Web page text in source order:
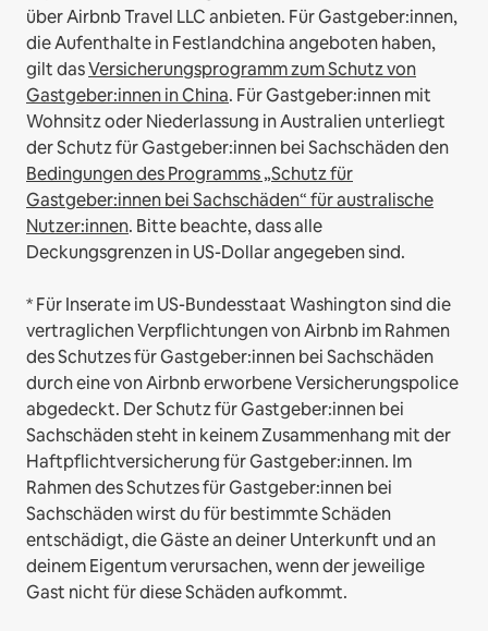
über Airbnb Travel LLC anbieten. Für Gastgeber:innen,
die Aufenthalte in Festlandchina angeboten haben,
gilt dasVersicherungsprogramm zum Schutz von
Gastgeber:innen in China. Für Gastgeber:innen mit
Wohnsitz oder Niederlassung in Australien unterliegt
der Schutz für Gastgeber:innen bei Sachschäden den
Bedingungen des Programms „Schutz für
Gastgeber:innen bei Sachschäden“ für australische
Nutzer:innen. Bitte beachte, dass alle
Deckungsgrenzen in US-Dollar angegeben sind.
* Für Inserate im US-Bundesstaat Washington sind die
vertraglichen Verpflichtungen von Airbnb im Rahmen
des Schutzes für Gastgeber:innen bei Sachschäden
durch eine von Airbnb erworbene Versicherungspolice
abgedeckt. Der Schutz für Gastgeber:innen bei
Sachschäden steht in keinem Zusammenhang mit der
Haftpflichtversicherung für Gastgeber:innen. Im
Rahmen des Schutzes für Gastgeber:innen bei
Sachschäden wirst du für bestimmte Schäden
entschädigt, die Gäste an deiner Unterkunft und an
deinem Eigentum verursachen, wenn der jeweilige
Gast nicht für diese Schäden aufkommt.